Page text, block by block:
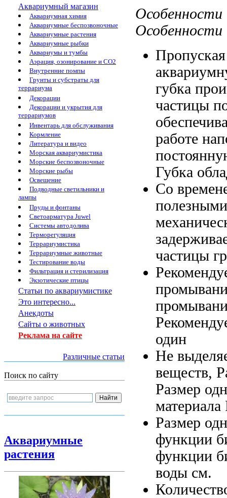
Аквариумный магазин
Аквариумная химия
Аквариумные беспозвоночные
Аквариумные растения
Аквариумные рыбки
Аквариумы и тумбы
Аэрация, озонирование и CO2
Внутренние помпы
Грунты и субстраты для
террариума
Декорации
Декорации и укрытия для
террариумов
Инвентарь для обслуживания
Кормление
Литература и видео
Морская аквариумистика
Морские беспозвоночные
Морские рыбы
Освещение
Подводные светильники и
лампы
Пруды и фонтаны
Светоарматура Juwel
Системы автодолива
Терморегуляция
Террариумистика
Террариумные животные
Тестирование воды
Фильтрация и стерилизация
Экзотические птицы
Статьи по аквариумистике
Это интересно...
Анекдоты
Сайты о животных
Реклама на сайте
Различные статьи
Поиск по сайту
Аквариумные
растения
Особенности
губка
частицы
работе
Губка
Со
частицы
один
Не
веществ,
Размер
материала
Размер
функции
функции
воды см.